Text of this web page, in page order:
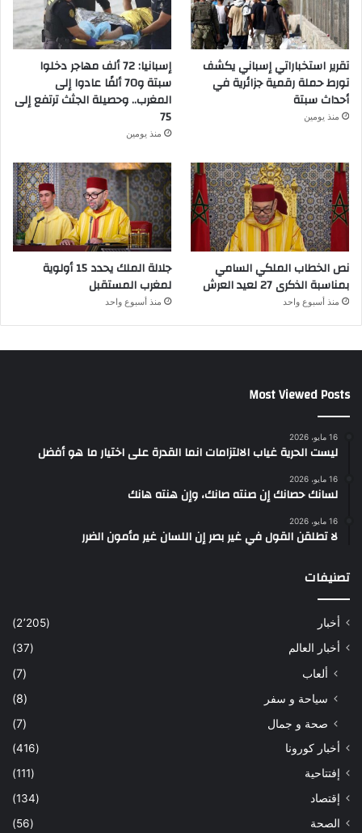
تقرير استخباراتي إسباني يكشف
تورط حملة رقمية جزائرية في
أحداث سبتة
منذ يومين
إسبانيا: 72 ألف مهاجر دخلوا
سبتة و70 ألفًا عادوا إلى
المغرب.. وحصيلة الجثث ترتفع إلى
75
منذ يومين
نص الخطاب الملكي السامي
بمناسبة الذكرى 27 لعيد العرش
منذ أسبوع واحد
جلالة الملك يحدد 15 أولوية
لمغرب المستقبل
منذ أسبوع واحد
Most Viewed Posts
16 مايو، 2026
ليست الحرية غياب الالتزامات انما القدرة على اختيار ما هو أفضل
16 مايو، 2026
لسانك حصانك إن صنته صانك، وإن هنته هانك
16 مايو، 2026
لا تطلقن القول في غير بصر إن اللسان غير مأمون الضرر
تصنيفات
أخبار
(2٬205)
أخبار العالم
(37)
ألعاب
(7)
سياحة و سفر
(8)
صحة و جمال
(7)
أخبار كورونا
(416)
إفتتاحية
(111)
إقتصاد
(134)
الصحة
(56)